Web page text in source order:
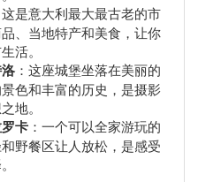
这是意大利最大最古老的市
、当地特产和美食，让你
活。
：这座城堡坐落在美丽的
色和丰富的历史，是摄影
地。
卡 ：一个可以全家游玩的
野餐区让人放松，是感受